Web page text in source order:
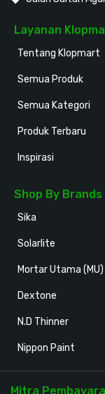
Layanan
Tentang Klopmart
Semua Produk
Semua Kategori
Produk Terbaru
Inspirasi
Shop By Brands
Sika
Solarlite
Mortar Utama (MU)
Dextone
N.D Thinner
Nippon Paint
Mitra